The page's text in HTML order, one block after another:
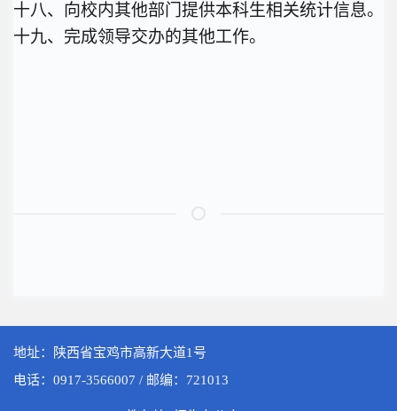
十八、向校内其他部门提供本科生相关统计信息。
十九、完成领导交办的其他工作。
地址：陕西省宝鸡市高新大道1号
电话：0917-3566007 / 邮编：721013